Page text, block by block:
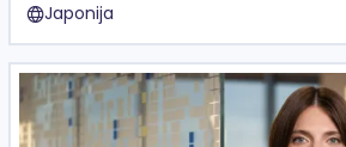
Japonija